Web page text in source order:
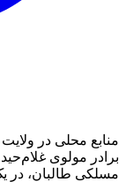
منابع محلی در
برادر مولوی
مسلکی طالبان، در